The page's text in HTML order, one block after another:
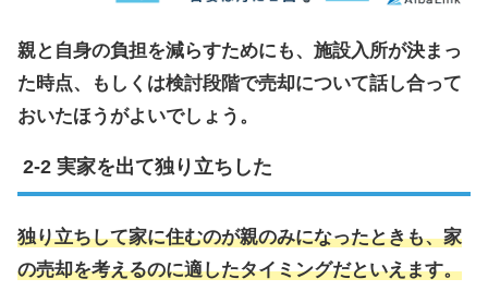
親と自身の負担を減らすためにも、施設入所が決まっ
た時点、もしくは検討段階で売却について話し合って
おいたほうがよいでしょう。
実家を出て独り立ちした
独り立ちして家に住むのが親のみになったときも、家
の売却を考えるのに適したタイミングだといえます。